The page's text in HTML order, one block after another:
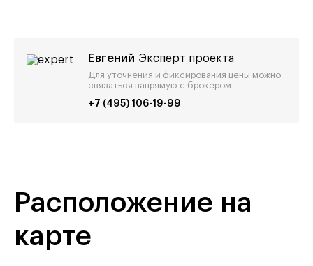
Евгений Эксперт проекта
Для уточнения и фиксирования цены можно
связаться напрямую с брокером
+7 (495) 106-19-99
Расположение на
карте